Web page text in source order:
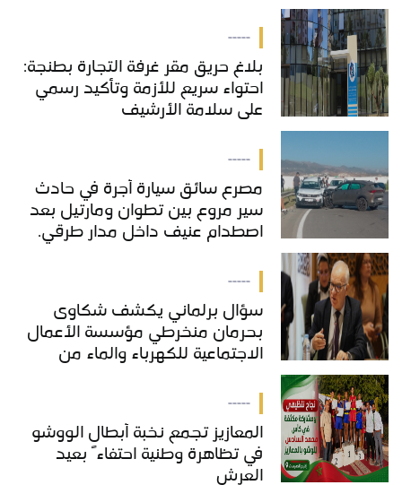
-----
بلاغ حريق مقر غرفة التجارة بطنجة:
احتواء سريع للأزمة وتأكيد رسمي
على سلامة الأرشيف
-----
مصرع سائق سيارة أجرة في حادث
سير مروع بين تطوان ومارتيل بعد
اصطدام عنيف داخل مدار طرقي.
-----
سؤال برلماني يكشف شكاوى
بحرمان منخرطي مؤسسة الأعمال
الاجتماعية للكهرباء والماء من
-----
المعازيز تجمع نخبة أبطال الووشو
في تظاهرة وطنية احتفاءً بعيد
العرش